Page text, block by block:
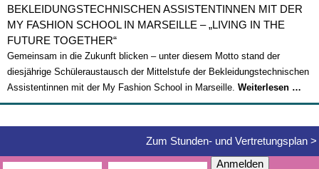
BEKLEIDUNGSTECHNISCHEN ASSISTENTINNEN MIT DER
MY FASHION SCHOOL IN MARSEILLE – „LIVING IN THE
FUTURE TOGETHER“
Gemeinsam in die Zukunft blicken – unter diesem Motto stand der
diesjährige Schüleraustausch der Mittelstufe der Bekleidungstechnischen
Assistentinnen mit der My Fashion School in Marseille. Weiterlesen …
der
Zum Stunden- und Vertretungsplan >
Anmelden